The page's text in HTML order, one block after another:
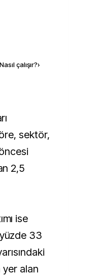
Nasıl çalışır?›
sektör,
2,5
ise
33
yer alan